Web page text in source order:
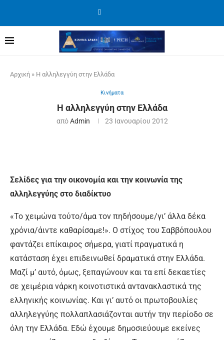
Αρχική » Η αλληλεγγύη στην Ελλάδα
Κινήματα
Η αλληλεγγύη στην Ελλάδα
απόAdmin 23 Ιανουαρίου 2012
Σελίδες για την οικονοµία και την κοινωνία της
αλληλεγγύης στο διαδίκτυο
«Το χειμώνα τούτο/άμα τον πηδήσουμε/γι’ άλλα δέκα
χρόνια/άιντε καθαρίσαμε!». Ο στίχος του Σαββόπουλου
φαντάζει επίκαιρος σήμερα, γιατί πραγματικά η
κατάσταση έχει επιδεινωθεί δραματικά στην Ελλάδα.
Μαζί μ’ αυτό, όμως, ξεπαγώνουν και τα επί δεκαετίες
σε χειμέρια νάρκη κοινοτιστικά αντανακλαστικά της
ελληνικής κοινωνίας. Και γι’ αυτό οι πρωτοβουλίες
αλληλεγγύης πολλαπλασιάζονται αυτήν την περίοδο σε
όλη την Ελλάδα. Εδώ έχουμε δημοσιεύουμε εκείνες